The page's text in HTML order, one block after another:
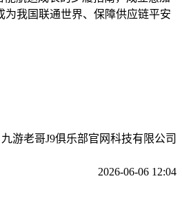
我国联通世界、保障供应链平安
游老哥J9俱乐部官网科技有限公司
2026-06-06 12:04